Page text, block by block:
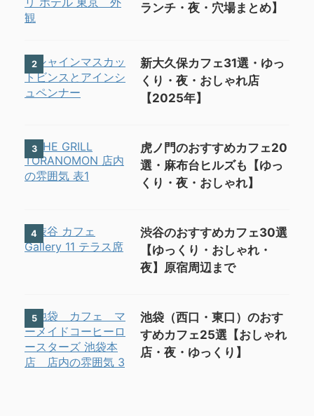
ランチ・夜・穴場まとめ】
2
新大久保カフェ31選・ゆっ
くり・夜・おしゃれ店
【2025年】
3
虎ノ門のおすすめカフェ20
選・麻布台ヒルズも【ゆっ
くり・夜・おしゃれ】
4
渋谷のおすすめカフェ30選
【ゆっくり・おしゃれ・
夜】原宿周辺まで
5
池袋（西口・東口）のおす
すめカフェ25選【おしゃれ
店・夜・ゆっくり】